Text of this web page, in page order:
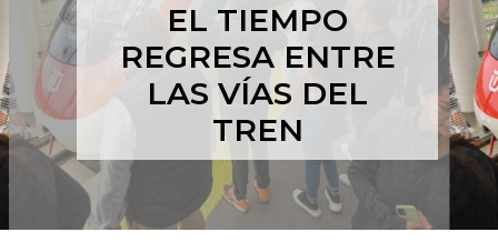
EL TIEMPO
REGRESA ENTRE
LAS VÍAS DEL
TREN